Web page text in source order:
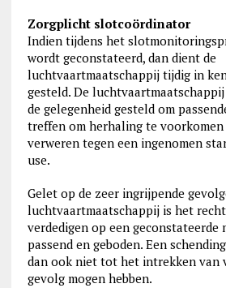
Zorgplicht slotcoördinator
Indien tijdens het
wordt geconstateerd, dan dient de
luchtvaartmaatschappij tijdig in
gesteld. De
de gelegenheid gesteld om
treffen om herhaling te
verweren tegen een ingenomen
use.
Gelet op de zeer ingrijpende
luchtvaartmaatschappij is het
verdedigen op een geconstateerde
passend en geboden. Een
dan ook niet tot het intrekken van
gevolg mogen hebben.